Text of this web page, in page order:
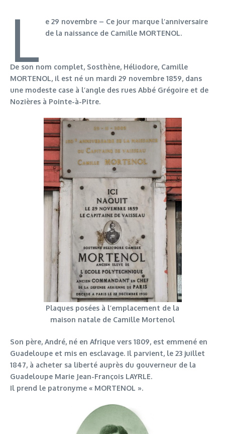
L
e 29 novembre – Ce jour marque l’anniversaire
de la naissance de Camille MORTENOL.
De son nom complet, Sosthène, Héliodore, Camille
MORTENOL, il est né un mardi 29 novembre 1859, dans
une modeste case à l’angle des rues Abbé Grégoire et de
Nozières à Pointe-à-Pitre.
Plaques posées à l’emplacement de la
maison natale de Camille Mortenol
Son père, André, né en Afrique vers 1809, est emmené en
Guadeloupe et mis en esclavage. Il parvient, le 23 juillet
1847, à acheter sa liberté auprès du gouverneur de la
Guadeloupe Marie Jean-François LAYRLE.
Il prend le patronyme « MORTENOL ».